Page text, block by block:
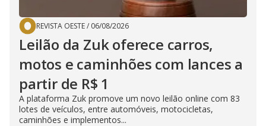
REVISTA OESTE/ 06/08/2026
Leilão da Zuk oferece carros,
motos e caminhões com lances a
partir de R$ 1
A plataforma Zuk promove um novo leilão online com 83
lotes de veículos, entre automóveis, motocicletas,
caminhões e implementos...